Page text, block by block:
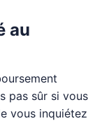
au
pas sûr si vous
vous inquiétez